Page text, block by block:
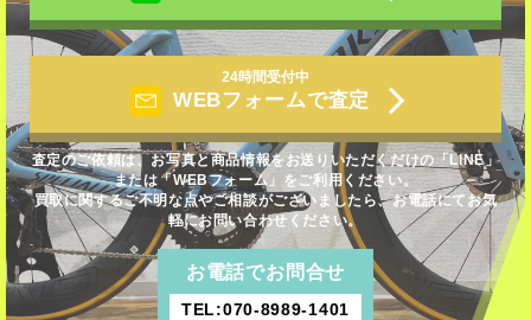
24時間受付中
WEBフォームで査定
査定のご依頼は、お写真と商品情報をお送りいただくだけの「LINE」
または「WEBフォーム」をご利用ください。
買取に関するご不明な点やご相談がございましたら、お電話にてお気
軽にお問い合わせください。
お電話でお問合せ
TEL:070-8989-1401